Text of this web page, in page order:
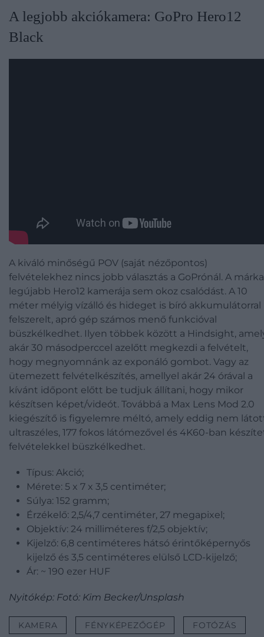
​A legjobb akciókamera: GoPro Hero12
Black
A kiváló minőségű POV (saját nézőpontos)
felvételekhez nincs jobb választás a GoPrónál. A márka
legújabb Hero12 kamerája sem okoz csalódást. A 10
méter mélyig vízálló és hideget is bíró akkumulátorral
felszerelt, apró gép számos menő funkcióval
büszkélkedhet. Ilyen többek között a Hindsight,
akár 30 másodperccel azelőtt megkezdi a felvételt,
hogy megnyomnánk az exponáló gombot. Vagy az
ütemezett felvételkészítés, amellyel akár 24 órával a
kívánt időpont előtt be tudjuk állítani, hogy mikor
készítsen képet/videót. Továbbá a Max Lens Mod 2.0
kiegészítő is figyelemre méltó, amely eddig nem
ultraszéles, 177 fokos látómezővel és 4K60-ban
felvételekkel büszkélkedhet.
Típus: Akció;
Mérete: 5 x 7 x 3,5 centiméter;
Súlya: 152 gramm;
Érzékelő: 2,5/4,7 centiméter, 27 megapixel;
Objektív: 24 milliméteres f/2,5 objektív;
Kijelző: 6,8 centiméteres hátsó érintőképernyős
kijelző és 3,5 centiméteres elülső LCD-kijelző;
Ár: ~ 190 ezer HUF
Nyitókép: Fotó: Kim Becker/Unsplash
KAMERA FÉNYKÉPEZŐGÉP FOTÓZÁS